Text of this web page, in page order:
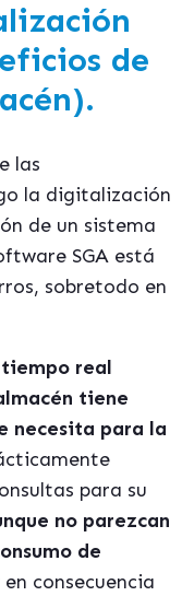
de
las
la digitalización
de un sistema
SGA está
sobretodo en
real
tiene
necesita para la
para su
no parezcan
de
consecuencia